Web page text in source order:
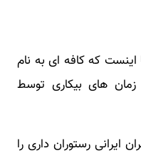
اینست که کافه ای به نام
های بیکاری توسط
ایرانی رستوران داری را